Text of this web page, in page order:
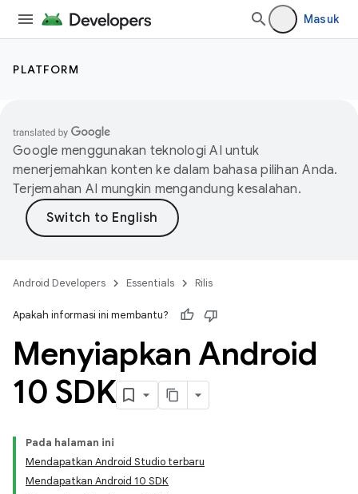
Masuk
PLATFORM
Google menggunakan teknologi AI untuk
menerjemahkan konten ke dalam bahasa pilihan Anda.
Terjemahan AI mungkin mengandung kesalahan.
Android Developers Essentials Rilis
Apakah informasi ini membantu?
Menyiapkan Android
10 SDK
Pada halaman ini
Mendapatkan Android Studio terbaru
Mendapatkan Android 10 SDK